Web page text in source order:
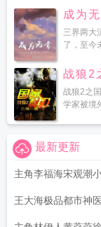
成为
三界两大
了，至今
战狼2
战狼2之
学家被境
最新更新
主角李福海宋观潮
王大海极品都市神